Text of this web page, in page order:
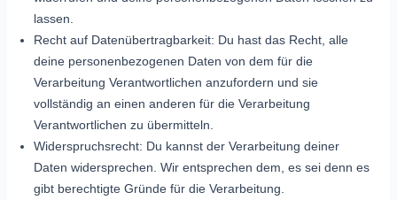
lassen.
Recht auf Datenübertragbarkeit: Du hast das Recht, alle
deine personenbezogenen Daten von dem für die
Verarbeitung Verantwortlichen anzufordern und sie
vollständig an einen anderen für die Verarbeitung
Verantwortlichen zu übermitteln.
Widerspruchsrecht: Du kannst der Verarbeitung deiner
Daten widersprechen. Wir entsprechen dem, es sei denn es
gibt berechtigte Gründe für die Verarbeitung.